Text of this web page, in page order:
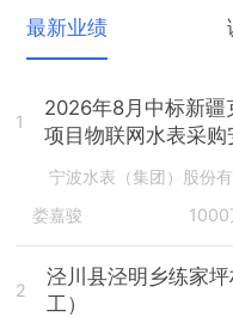
最新业绩
1
2026年8月中标新疆
项目物联网水表采
宁波水表（集团）股份
娄嘉骏
1000
2
泾川县泾明乡练家
工）